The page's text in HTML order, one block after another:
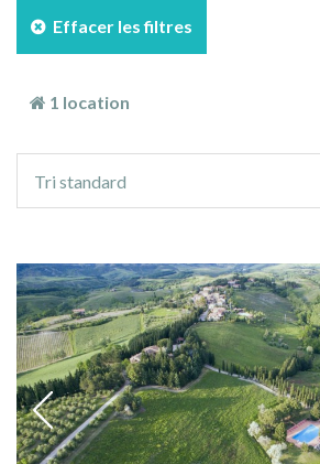
Effacer les filtres
1 location
tri
Tri standard